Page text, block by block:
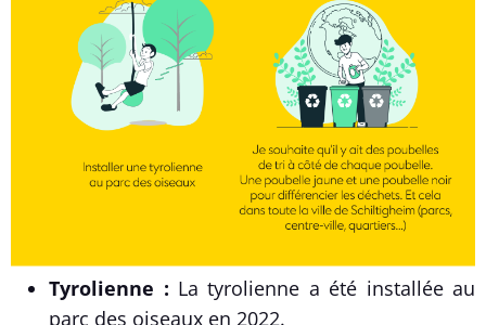
Tyrolienne : La tyrolienne a été installée au
parc des oiseaux en 2022.